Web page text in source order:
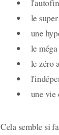
le
une
le
le zéro
une vie
Cela semble si